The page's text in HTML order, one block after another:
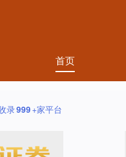
首页
录999+家平台